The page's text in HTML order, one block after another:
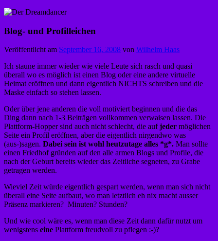
Blog- und Profilleichen
Veröffentlicht am September 16, 2008 von Wilhelm Haas
Ich staune immer wieder wie viele Leute sich rasch und quasi
überall wo es möglich ist einen Blog oder eine andere virtuelle
Heimat eröffnen und dann eigentlich NICHTS schreiben und die
Maske einfach so stehen lassen.
Oder über jene anderen die voll motiviert beginnen und die das
Ding dann nach 1-3 Beiträgen vollkommen verwaisen lassen. Die
Plattform-Hopper sind auch nicht schlecht, die aufjeder möglichen
Seite ein Profil eröffnen, aber die eigentlich nirgendwo was
(aus-)sagen. Dabei sein ist wohl heutzutage alles *g*. Man sollte
einen Friedhof gründen auf den alle armen Blogs und Profile, die
nach der Geburt bereits wieder das Zeitliche segneten, zu Grabe
getragen werden.
Wieviel Zeit würde eigentlich gespart werden, wenn man sich nicht
überall eine Seite aufbaut, wo man letztlich eh nix macht ausser
Präsenz markieren? Minuten? Stunden?
Und wie cool wäre es, wenn man diese Zeit dann dafür nutzt um
wenigstens eine Plattform freudvoll zu pflegen :-)?